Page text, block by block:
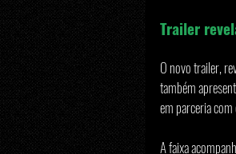
Trailer
O novo trailer,
também
em parceria com
A faixa